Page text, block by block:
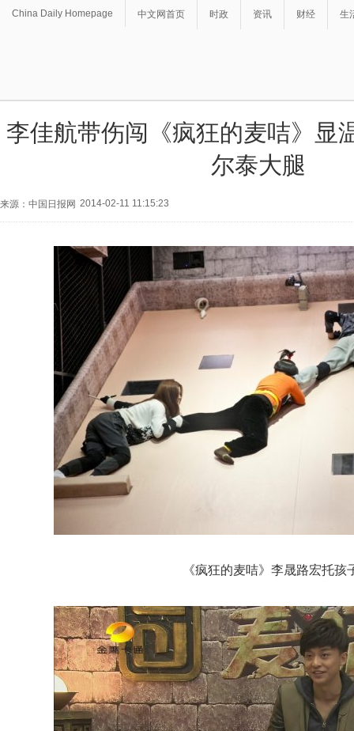
China Daily Homepage 中文网首页 时政 资讯 财经 生
李佳航带伤闯《疯狂的麦咭》显
尔泰大腿
来源：中国日报网 2014-02-11 11:15:23
《疯狂的麦咭》李晟路宏托孩